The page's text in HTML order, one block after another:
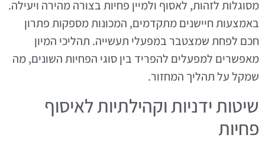
מסוגלות לזהות, לאסוף ולמיין פחיות בצורה מהירה ויעילה.
באמצעות חיישנים מתקדמים, המכונות מספקות פתרון
חכם לפחת שמצטבר במפעלי תעשייה. תהליכי המיון
מאפשרים למפעלים להפריד בין סוגי הפחיות השונים, מה
שמקל על תהליך המחזור.
שיטות ידניות וקהילתיות לאיסוף
פחיות